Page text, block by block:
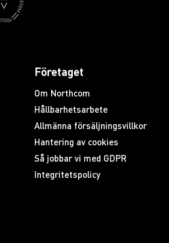
Företaget
Om Northcom
Hållbarhetsarbete
Allmänna försäljningsvillkor
Hantering av cookies
Så jobbar vi med GDPR
Integritetspolicy